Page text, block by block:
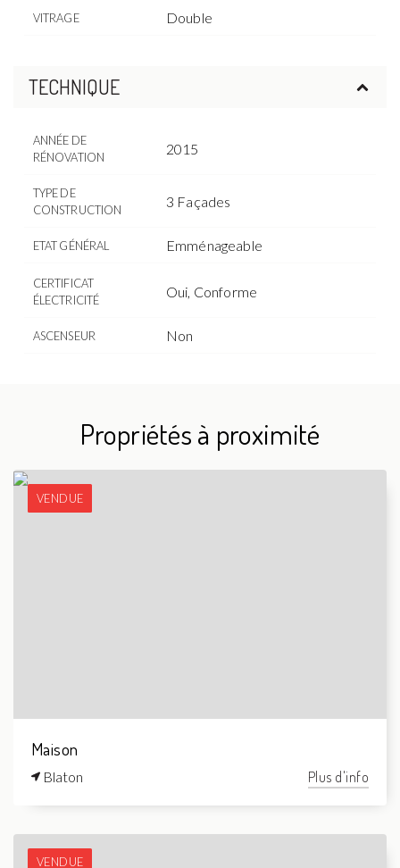
VITRAGE Double
TECHNIQUE
ANNÉE DE
RÉNOVATION
2015
TYPE DE
CONSTRUCTION
3 Façades
ETAT GÉNÉRAL Emménageable
CERTIFICAT
ÉLECTRICITÉ
Oui, Conforme
ASCENSEUR Non
Propriétés à proximité
VENDUE
Maison
Blaton Plus d'info
VENDUE